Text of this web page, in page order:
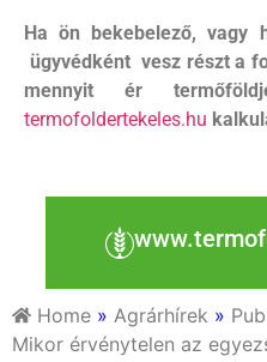
Ha ön bekebelező, vagy
ügyvédként vesz részt a
mennyit ér
termofoldertekeles.hu
Home » Agrárhírek »
Mikor érvénytelen az